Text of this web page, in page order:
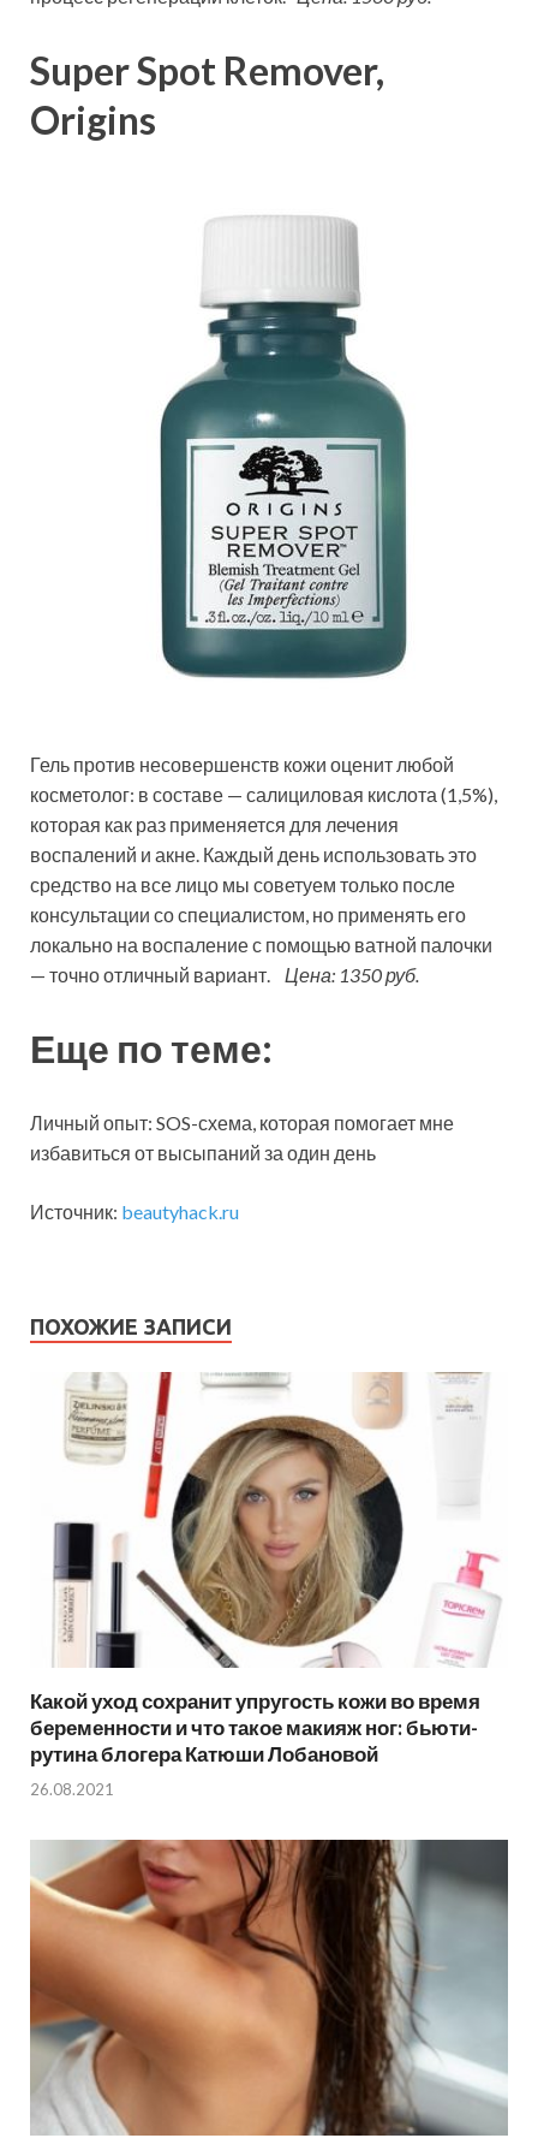
Super Spot Remover,
Origins
Гель против несовершенств кожи оценит любой
косметолог: в составе — салициловая кислота (1,5%),
которая как раз применяется для лечения
воспалений и акне. Каждый день использовать это
средство на все лицо мы советуем только после
консультации со специалистом, но применять его
локально на воспаление с помощью ватной палочки
— точно отличный вариант. Цена: 1350 руб.
Еще по теме:
Личный опыт: SOS-схема, которая помогает мне
избавиться от высыпаний за один день
Источник: beautyhack.ru
ПОХОЖИЕ ЗАПИСИ
Какой уход сохранит упругость кожи во время
беременности и что такое макияж ног: бьюти-
рутина блогера Катюши Лобановой
26.08.2021